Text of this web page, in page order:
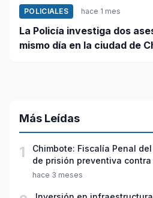
POLICIALES hace 1 mes
La Policía investiga dos
mismo día en la ciudad de
Más Leídas
1
Chimbote: Fiscalía Penal
de prisión preventiva
violación sexual y tentativa
hace 3 meses